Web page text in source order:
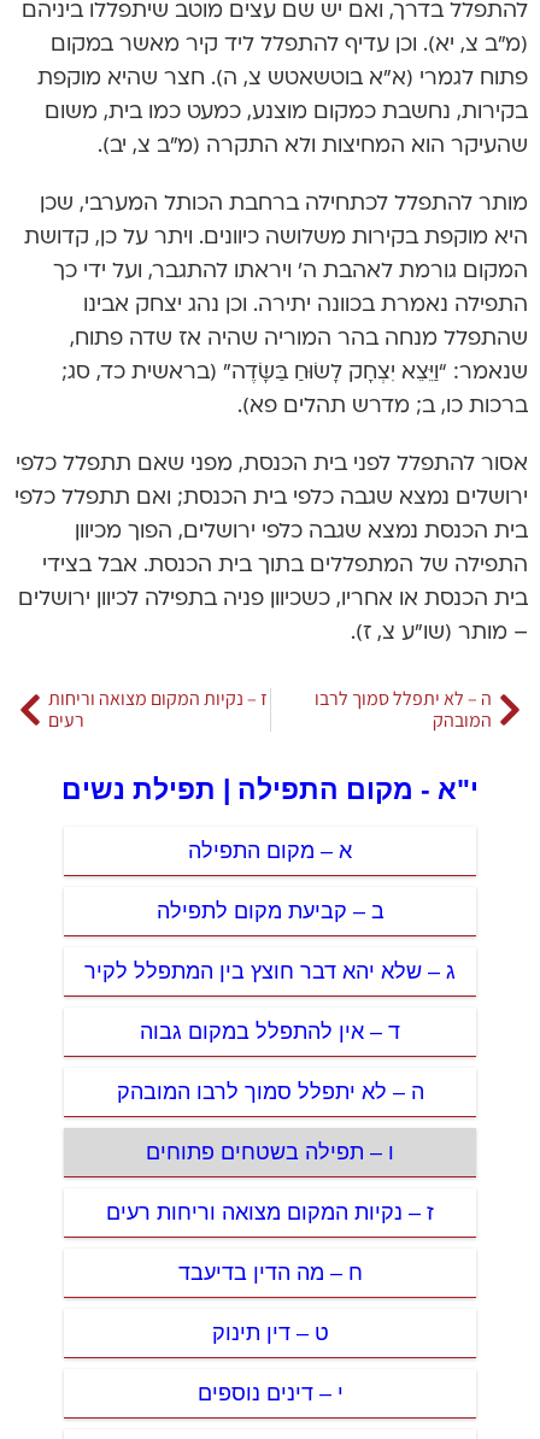
להתפלל בדרך, ואם יש שם עצים מוטב שיתפללו ביניהם
(מ”ב צ, יא). וכן עדיף להתפלל ליד קיר מאשר במקום
פתוח לגמרי (א”א בוטשאטש צ, ה). חצר שהיא מוקפת
בקירות, נחשבת כמקום מוצנע, כמעט כמו בית, משום
שהעיקר הוא המחיצות ולא התקרה (מ”ב צ, יב).
מותר להתפלל לכתחילה ברחבת הכותל המערבי, שכן
היא מוקפת בקירות משלושה כיוונים. ויתר על כן, קדושת
המקום גורמת לאהבת ה’ ויראתו להתגבר, ועל ידי כך
התפילה נאמרת בכוונה יתירה. וכן נהג יצחק אבינו
שהתפלל מנחה בהר המוריה שהיה אז שדה פתוח,
שנאמר: “וַיֵּצֵא יִצְחָק לָשׂוּחַ בַּשָּׂדֶה” (בראשית כד, סג;
ברכות כו, ב; מדרש תהלים פא).
אסור להתפלל לפני בית הכנסת, מפני שאם תתפלל כלפי
ירושלים נמצא שגבה כלפי בית הכנסת; ואם תתפלל כלפי
בית הכנסת נמצא שגבה כלפי ירושלים, הפוך מכיוון
התפילה של המתפללים בתוך בית הכנסת. אבל בצידי
בית הכנסת או אחריו, כשכיוון פניה בתפילה לכיוון ירושלים
– מותר (שו”ע צ, ז).
ה – לא יתפלל סמוך לרבו
המובהק
ז – נקיות המקום מצואה וריחות
רעים
י"א - מקום התפילה | תפילת נשים
א – מקום התפילה
ב – קביעת מקום לתפילה
ג – שלא יהא דבר חוצץ בין המתפלל לקיר
ד – אין להתפלל במקום גבוה
ה – לא יתפלל סמוך לרבו המובהק
ו – תפילה בשטחים פתוחים
ז – נקיות המקום מצואה וריחות רעים
ח – מה הדין בדיעבד
ט – דין תינוק
י – דינים נוספים